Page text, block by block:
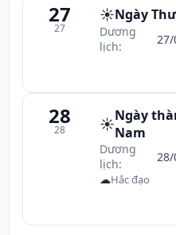
27
27
☀️Ngày
Dương
lịch:
28
28 ☀️Ngày
Nam
Dương
lịch:
☁Hắc đạo